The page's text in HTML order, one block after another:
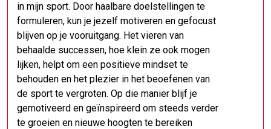
in mijn sport. Door haalbare doelstellingen te
formuleren, kun je jezelf motiveren en gefocust
blijven op je vooruitgang. Het vieren van
behaalde successen, hoe klein ze ook mogen
lijken, helpt om een positieve mindset te
behouden en het plezier in het beoefenen van
de sport te vergroten. Op die manier blijf je
gemotiveerd en geïnspireerd om steeds verder
te groeien en nieuwe hoogten te bereiken